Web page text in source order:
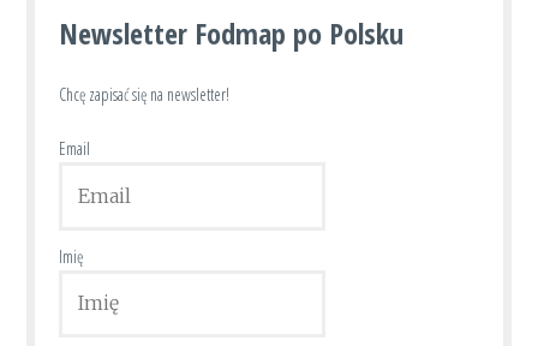
Newsletter Fodmap po Polsku
Chcę zapisać się na newsletter!
Email
Imię